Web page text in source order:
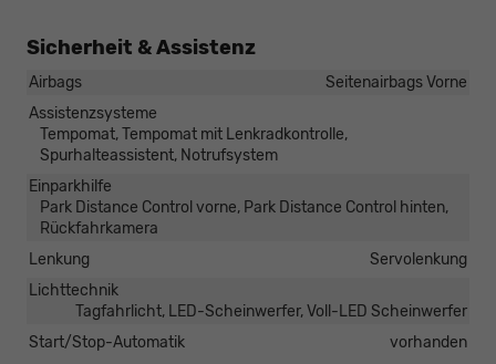
Sicherheit & Assistenz
Airbags
Seitenairbags Vorne
Assistenzsysteme
Tempomat, Tempomat mit Lenkradkontrolle,
Spurhalteassistent, Notrufsystem
Einparkhilfe
Park Distance Control vorne, Park Distance Control hinten,
Rückfahrkamera
Lenkung
Servolenkung
Lichttechnik
Tagfahrlicht, LED-Scheinwerfer, Voll-LED Scheinwerfer
Start/Stop-Automatik
vorhanden